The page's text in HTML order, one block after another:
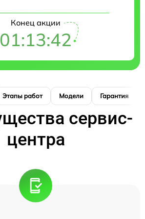
Конец акции
01:13:42
Этапы работ Модели Гарантия
сервис-
центра